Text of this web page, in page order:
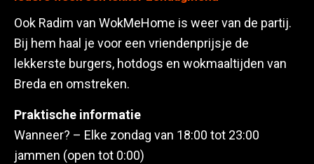
Ook Radim van WokMeHome is weer van de partij.
Bij hem haal je voor een vriendenprijsje de
lekkerste burgers, hotdogs en wokmaaltijden van
Breda en omstreken.
Praktische informatie
Wanneer? – Elke zondag van 18:00 tot 23:00
jammen (open tot 0:00)